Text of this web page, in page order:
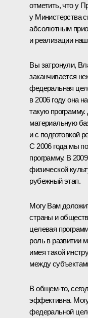
отметить, что у
у Министерства
абсолютным
и реализации
Вы затронули,
заканчивается
федеральная
в 2006 году она
такую
материальную
и с подготовкой
С 2006 года мы
программу. В
физической
рубежный этап.
Могу Вам
страны и
целевая
роль в развитии
имея такой
между
В общем‑то,
эффективна.
федеральной